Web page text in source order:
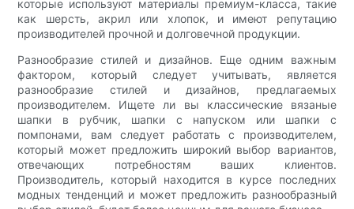
которые используют материалы премиум-класса, такие
как шерсть, акрил или хлопок, и имеют репутацию
производителей прочной и долговечной продукции.
Разнообразие стилей и дизайнов. Еще одним важным
фактором, который следует учитывать, является
разнообразие стилей и дизайнов, предлагаемых
производителем. Ищете ли вы классические вязаные
шапки в рубчик, шапки с напуском или шапки с
помпонами, вам следует работать с производителем,
который может предложить широкий выбор вариантов,
отвечающих потребностям ваших клиентов.
Производитель, который находится в курсе последних
модных тенденций и может предложить разнообразный